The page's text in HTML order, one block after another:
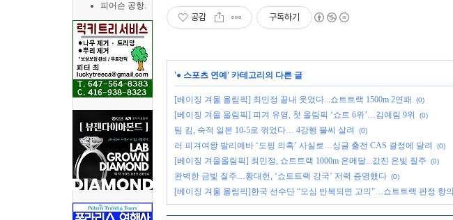
피어슨 공항.
공감 구독하기
'● 스포츠 연예 ' 카테고리의 다른 글
[베이징 겨울 올림픽] 최민정 끝내 웃었다...쇼트트랙 1500m 2연패 (0)
[베이징 겨울 올림픽] 피겨 유영, 첫 올림픽 ‘쇼트 6위’…김예림 9위 (0)
팀 킴, 숙적 일본 10-5로 꺾었다… 4강행 불씨 살려 (0)
러 피겨여왕 발리예바 ‘도핑 의혹’ 사실로…싱글 출전 CAS 결정에 달려 (0)
[베이징 겨울올림픽] 최민정, 쇼트트랙 1000m 은메달...값진 은빛 질주 (0)
완벽한 금빛 질주…황대헌, ‘쇼트트랙 강국’ 저력 증명했다 (0)
[베이징 겨울 올림픽]한국 선수단 “오심 반복되면 고의”…쇼트트랙 판정 항의